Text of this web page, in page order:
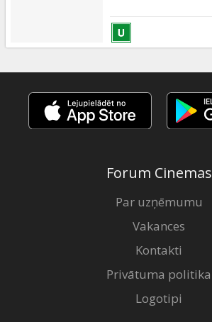
Forum Cinemas
Par uzņēmumu
Vakances
Kontakti
Privātuma politika
Logotipi